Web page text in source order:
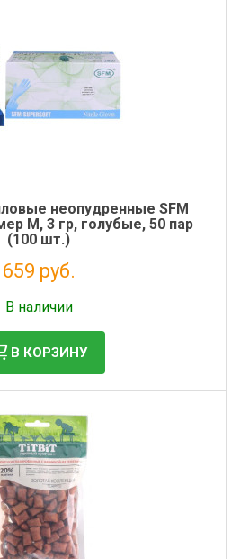
неопудренные SFM
M, 3 гр, голубые, 50 пар
(100 шт.)
659 руб.
В наличии
В КОРЗИНУ